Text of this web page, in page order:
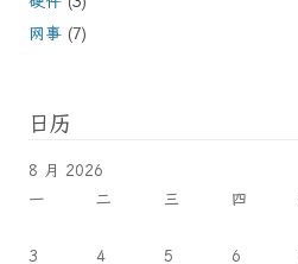
网事 (7)
日历
8 月 2026
一
二 三 四
3
4 5 6